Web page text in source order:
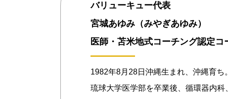
バリューキュー代表
宮城あゆみ（みやぎあゆみ）
医師・苫米地式コーチング認定コ
1982年8月28日沖縄生まれ、沖縄育ち。
琉球大学医学部を卒業後、循環器内